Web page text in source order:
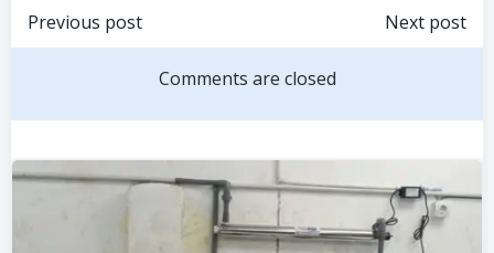
Post
navigation
Previous post
Post
navigation
Next post
Comments are closed